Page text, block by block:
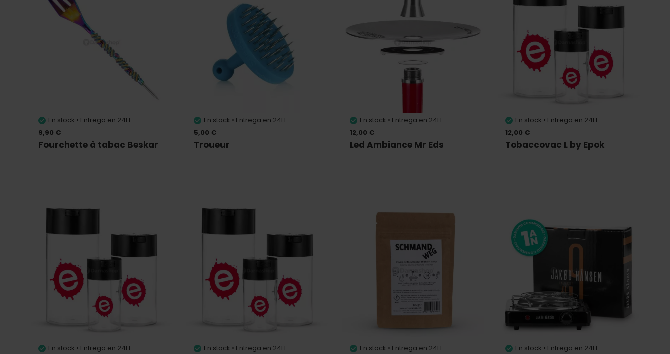
En stock • Entrega en 24H
9,90 €
Fourchette à tabac Beskar
En stock • Entrega en 24H
5,00 €
Troueur
En stock • Entrega en 24H
12,00 €
Led Ambiance Mr Eds
En stock • Entrega en 24H
12,00 €
Tobaccovac L by Epok
En stock • Entrega en 24H
En stock • Entrega en 24H
En stock • Entrega en 24H
En stock • Entrega en 24H